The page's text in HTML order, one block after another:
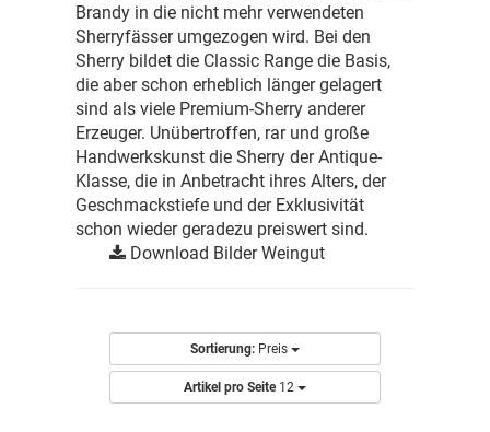
Brandy in die nicht mehr verwendeten
Sherryfässer umgezogen wird. Bei den
Sherry bildet die Classic Range die Basis,
die aber schon erheblich länger gelagert
sind als viele Premium-Sherry anderer
Erzeuger. Unübertroffen, rar und große
Handwerkskunst die Sherry der Antique-
Klasse, die in Anbetracht ihres Alters, der
Geschmackstiefe und der Exklusivität
schon wieder geradezu preiswert sind.
Download Bilder Weingut
Sortierung: Preis
Artikel pro Seite 12